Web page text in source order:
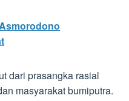
dari prasangka rasial
masyarakat bumiputra.